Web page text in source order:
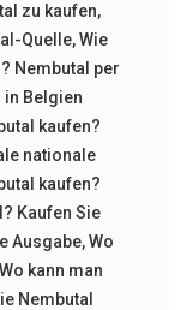
zu kaufen,
Quelle,Wie
Nembutal per
in Belgien
kaufen?
nationale
kaufen?
Kaufen Sie
Ausgabe,Wo
kann man
Nembutal